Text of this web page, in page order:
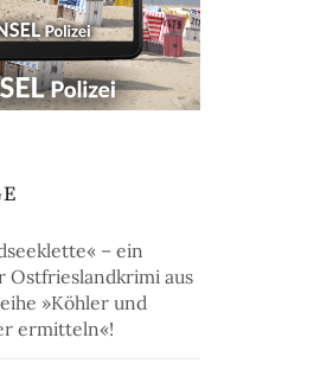
– ein
Ostfrieslandkrimi aus
»Köhler und
ermitteln«!